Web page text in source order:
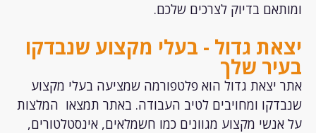
בדיוק לצרכים שלכם.
גדול - בעלי מקצוע שנבדקו
שלך
גדול הוא פלטפורמה שמציעה בעלי מקצוע
ומחויבים לטיב העבודה. באתר תמצאו המלצות
מקצוע מגוונים כמו חשמלאים, אינסטלטורים,